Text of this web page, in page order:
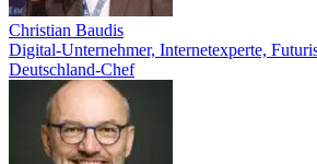
Christian Baudis
Digital-Unternehmer, Internetexperte,
Deutschland-Chef